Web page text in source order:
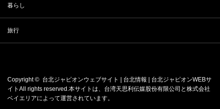
暮らし
旅行
Copyright © 台北ジャピオンウェブサイト | 台北情報 | 台北ジャピオンWEBサ
イト All rights reserved.本サイトは、 台湾天思利伝媒股份有限公司 と株式会社
ベイエリアによって運営されています。